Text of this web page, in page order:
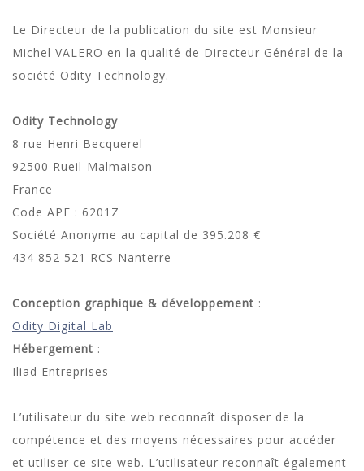
Le Directeur de la publication du site est Monsieur
Michel VALERO en la qualité de Directeur Général de la
société Odity Technology.
Odity Technology
8 rue Henri Becquerel
92500 Rueil-Malmaison
France
Code APE : 6201Z
Société Anonyme au capital de 395.208 €
434 852 521 RCS Nanterre
Conception graphique & développement :
Odity Digital Lab
Hébergement :
Iliad Entreprises
L’utilisateur du site web reconnaît disposer de la
compétence et des moyens nécessaires pour accéder
et utiliser ce site web. L’utilisateur reconnaît également